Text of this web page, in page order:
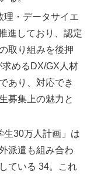
理・データサイエ
進しており、認定
取り組みを後押
めるDX/GX人材
あり、対応でき
募集上の魅力と
生30万人計画」は
派遣も組み合わ
ている 34。これ